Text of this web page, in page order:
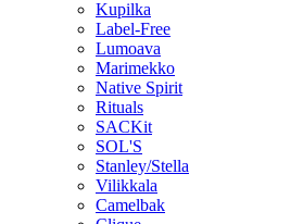
Kupilka
Label-Free
Lumoava
Marimekko
Native Spirit
Rituals
SACKit
SOL'S
Stanley/Stella
Vilikkala
Camelbak